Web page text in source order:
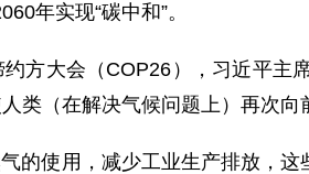
年实现“碳中和”。
方大会（COP26），习近平
类（在解决气候问题上）再次向
的使用，减少工业生产排放，